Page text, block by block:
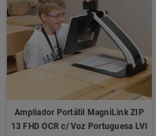
Ampliador Portátil MagniLink ZIP
13 FHD OCR c/ Voz Portuguesa LVI